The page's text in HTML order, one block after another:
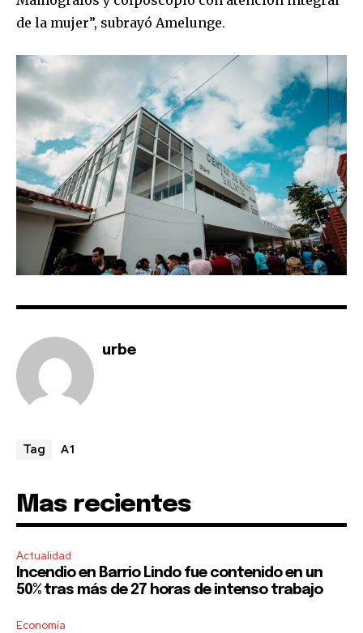
de la mujer”, subrayó Amelunge.
urbe
Tag A1
Mas recientes
Actualidad
Incendio en Barrio Lindo fue contenido en un
50% tras más de 27 horas de intenso trabajo
Economía